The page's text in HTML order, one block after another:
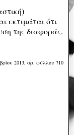
εκτιμάται ότι
της διαφοράς.
2013, αρ. φύλλου 710